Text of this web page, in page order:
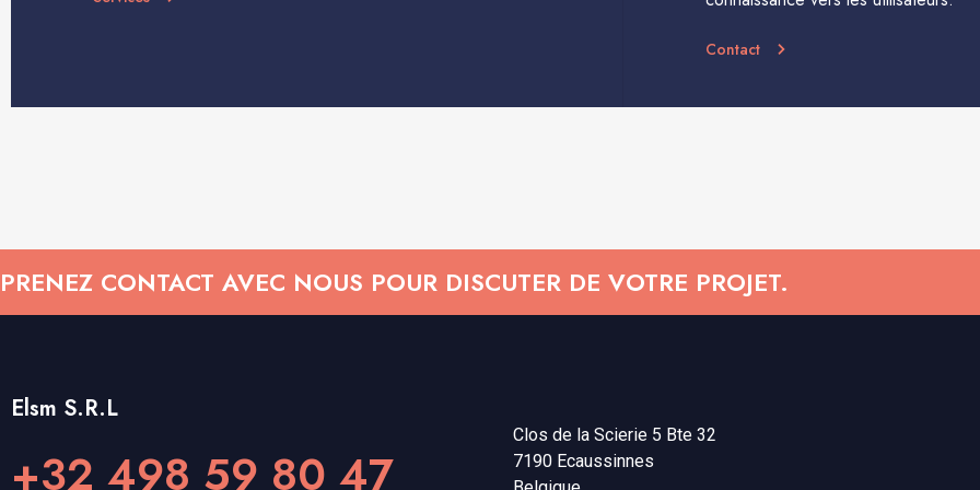
Contact
PRENEZ CONTACT AVEC NOUS POUR DISCUTER DE VOTRE PROJET.
Elsm S.R.L
+32 498 59 80 47
Clos de la Scierie 5 Bte 32
7190 Ecaussinnes